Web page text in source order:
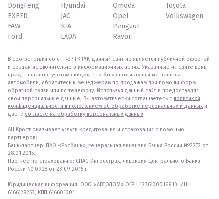
DongFeng
EXEED
FAW
Ford
Hyundai
JAC
KIA
LADA
Omoda
Opel
Peugeot
Ravon
Toyota
Volkswagen
В соответствии со ст. 437 ГК РФ, данный сайт не является публичной офертой
и создан исключительно в информационных целях. Указанные на сайте цены
представлены с учетом скидок. Что бы узнать актуальные цены на
автомобили, обратитесь к менеджерам по продажам при помощи форм
обратной связи или по телефону. Используя данный сайт и предоставляя
свои персональные данные, Вы автоматически соглашаетесь с политикой
конфиденциальности и положением об обработке персональных и данных и
даете согласие на обработку персональных данных.
АЦ Крост оказывает услуги кредитования и страхования с помощью
партнеров:
Банк-партнер: ПАО «Росбанк», генеральная лицензия Банка России №2272 от
28.01.2015.
Партнер по страхованию: СПАО Ингосстрах, лицензия Центрального Банка
России № 0928 от 23.09.2015 г.
Юридическая информация: ООО «АВТОДОМ» ОГРН 1236100016910, ИНН
6166128253, КПП 616601001